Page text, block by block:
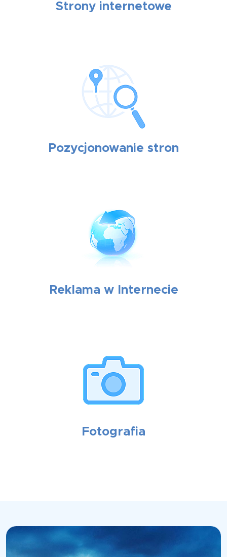
Strony internetowe
Pozycjonowanie stron
Reklama w Internecie
Fotografia